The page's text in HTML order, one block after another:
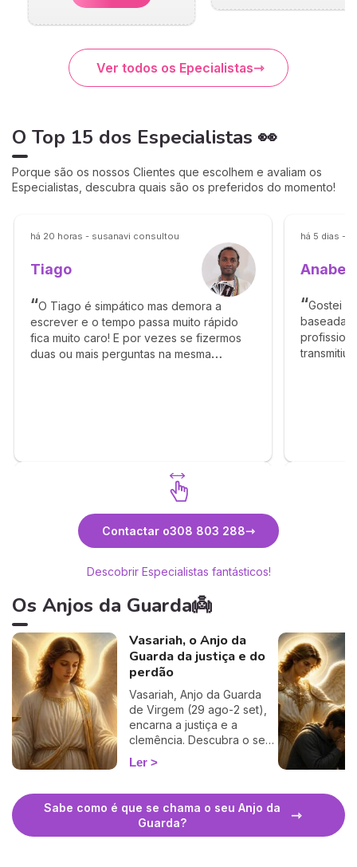
Ver todos os Epecialistas
O Top 15 dos Especialistas 👀
Porque são os nossos Clientes que escolhem e avaliam os
Especialistas, descubra quais são os preferidos do momento!
há 20 horas - susanavi consultou
Tiago
O Tiago é simpático mas demora a
escrever e o tempo passa muito rápido
fica muito caro! E por vezes se fizermos
duas ou mais perguntas na mesma
há 5 dias -
Gostei
baseada
Contactar o308 803 288
Descobrir Especialistas fantásticos!
Os Anjos da Guarda👼
Vasariah, o Anjo da
Guarda da justiça e do
perdão
Vasariah, Anjo da Guarda
de Virgem (29 ago-2 set),
encarna a justiça e a
clemência. Descubra o seu
período, oração, dias de
regência e como invocá-lo.
Ler
Sabe como é que se chama o seu Anjo da
Guarda?